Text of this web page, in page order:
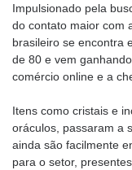
Impulsionado pela
do contato maior com
brasileiro se encontra
de 80 e vem
comércio online e a
Itens como cristais e
oráculos, passaram a
ainda são facilmente
para o setor,